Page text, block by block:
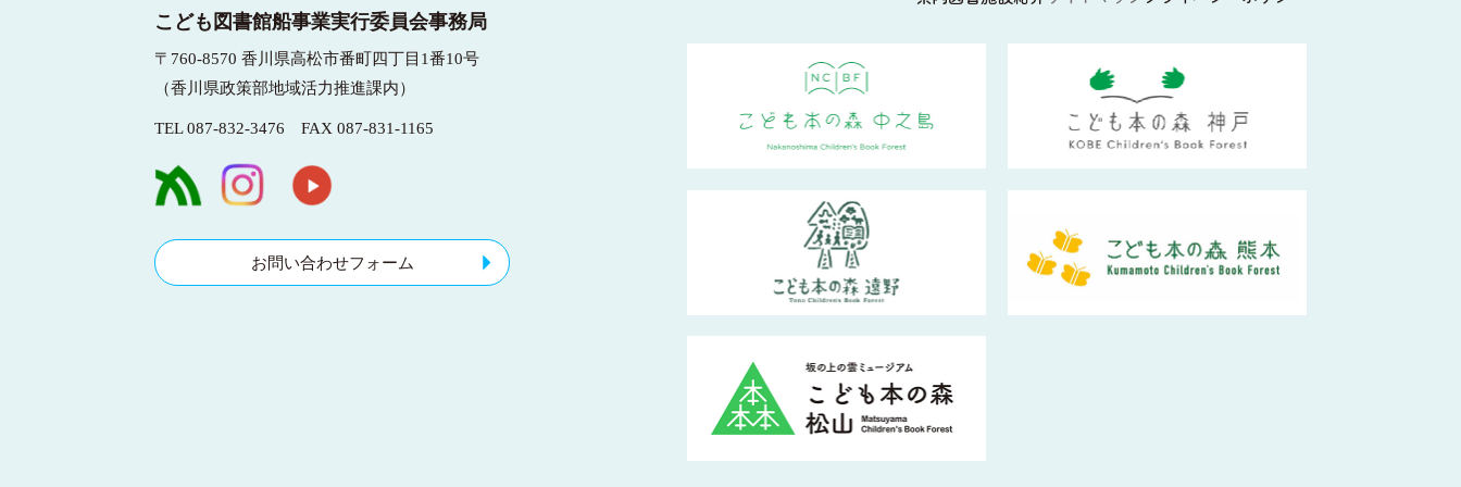
こども図書館船事業実行委員会事務局
〒760-8570 香川県高松市番町四丁目1番10号
（香川県政策部地域活力推進課内）
TEL087-832-3476 FAX 087-831-1165
お問い合わせフォーム